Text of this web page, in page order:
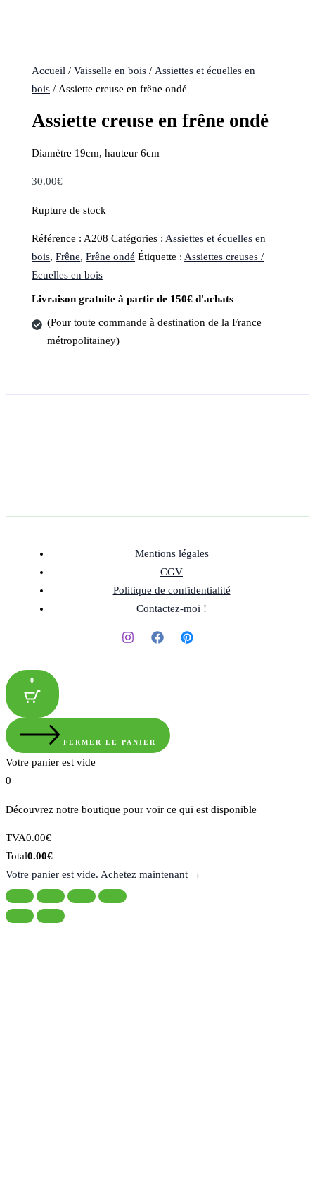
Accueil /Vaisselle en bois /Assiettes et écuelles en
bois / Assiette creuse en frêne ondé
Assiette creuse en frêne ondé
Diamètre 19cm, hauteur 6cm
30.00€
Rupture de stock
Référence :A208 Catégories :Assiettes et écuelles en
bois,Frêne,Frêne ondé Étiquette :Assiettes creuses /
Ecuelles en bois
Livraison gratuite à partir de 150€ d'achats
(Pour toute commande à destination de la France
métropolitainey)
Mentions légales
CGV
Politique de confidentialité
Contactez-moi !
0
FERMER LE PANIER
Votre panier est vide
0
Découvrez notre boutique pour voir ce qui est disponible
Montant
de
la
taxe:
TVA0.00€
Total
du
panier:
Total0.00€
Votre panier est vide. Achetez maintenant →